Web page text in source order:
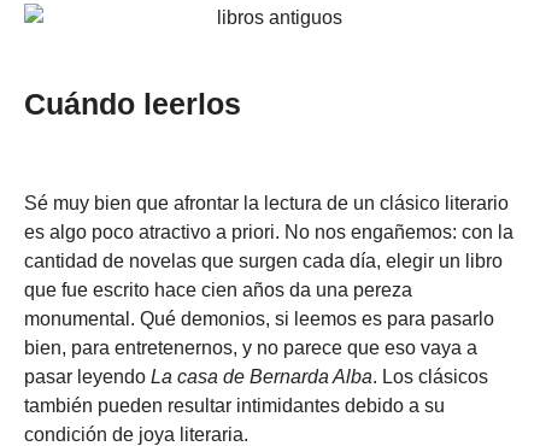
Cuándo leerlos
Sé muy bien que afrontar la lectura de un clásico literario
es algo poco atractivo a priori. No nos engañemos: con la
cantidad de novelas que surgen cada día, elegir un libro
que fue escrito hace cien años da una pereza
monumental. Qué demonios, si leemos es para pasarlo
bien, para entretenernos, y no parece que eso vaya a
pasar leyendo La casa de Bernarda Alba. Los clásicos
también pueden resultar intimidantes debido a su
condición de joya literaria.